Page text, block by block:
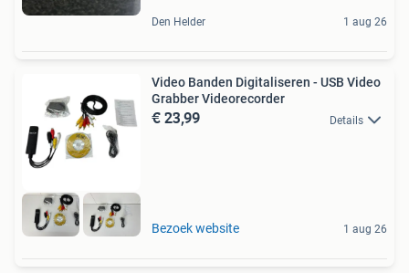
Den Helder 1 aug 26
Video Banden Digitaliseren - USB Video
Grabber Videorecorder
€ 23,99 Details
Bezoek website 1 aug 26